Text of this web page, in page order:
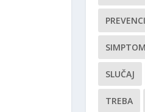
SLUČAJ
TREBA